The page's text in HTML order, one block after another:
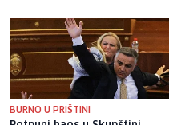
BURNO U PRIŠTINI